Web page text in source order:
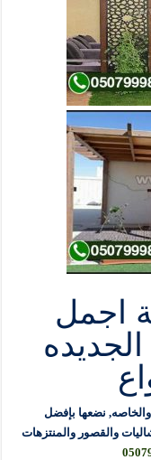
اجمل
والخاصه, نضعها بإفضل
والقصور والمنتزهات